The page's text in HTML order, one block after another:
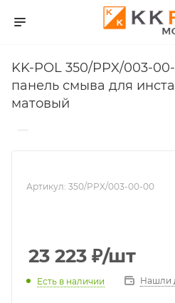
KK-POL 350/PPX/003-
панель смыва для
матовый
—
Артикул: 350/PPX/003-00-00
23 223 ₽/шт
Есть в наличии Нашли